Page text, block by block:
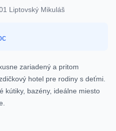
Liptovský Mikuláš
zariadený a pritom
hotel pre rodiny s deťmi.
kútiky, bazény, ideálne miesto